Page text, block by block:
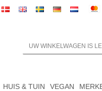
UW WINKELWAGEN IS
HUIS & TUIN VEGAN